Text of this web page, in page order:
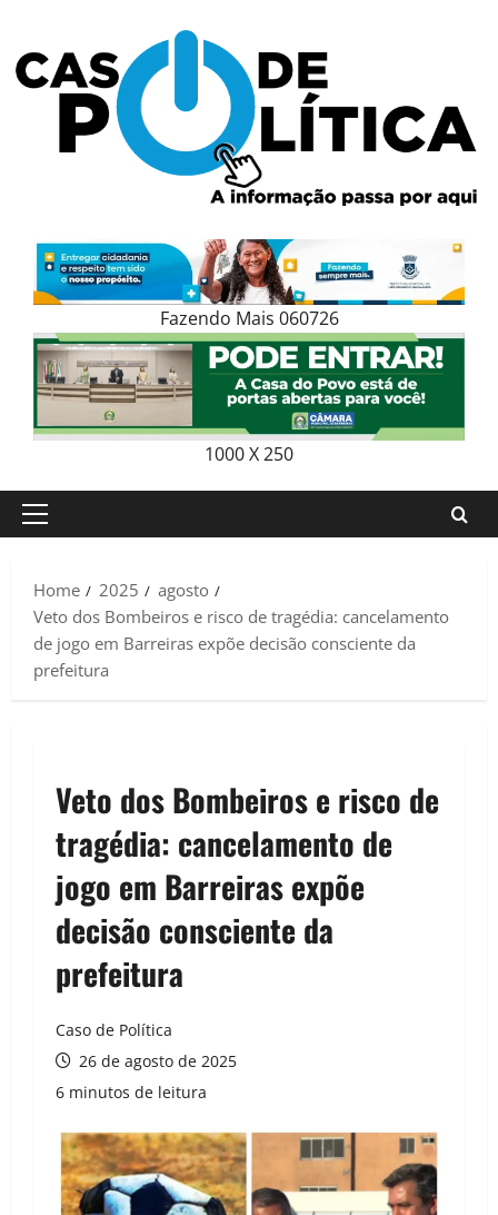
content
Fazendo Mais 060726
1000 X 250
Primary
Home
2025
agosto
Veto dos Bombeiros e risco de tragédia: cancelamento
de jogo em Barreiras expõe decisão consciente da
prefeitura
Veto dos Bombeiros e risco de
tragédia: cancelamento de
jogo em Barreiras expõe
decisão consciente da
prefeitura
Caso de Política
26 de agosto de 2025
6 minutos de leitura